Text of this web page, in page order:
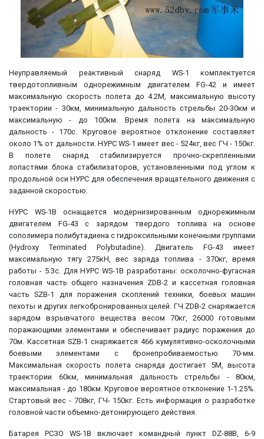
Неуправляемый реактивный снаряд WS-1 комплектуется
твердотопливным однорежимным двигателем FG-42 и имеет
максимальную скорость полета до 4.2M, максимальную высоту
траектории - 30км, минимальную дальность стрельбы 20-30км и
максимальную - до 100км. Время полета на максимальную
дальность - 170с. Круговое вероятное отклонение составляет
около 1% от дальности. НУРС WS-1 имеет вес - 524кг, вес ГЧ - 150кг.
В полете снаряд стабилизируется прочно-скрепленными
лопастями блока стабилизаторов, установленными под углом к
продольной оси НУРС для обеспечения вращательного движения с
заданной скоростью.
НУРС WS-1B оснащается модернизированным однорежимным
двигателем FG-43 с зарядом твердого топлива на основе
сополимера полибутадиена с гидроксильными конечными группами
(Hydroxy Terminated Polybutadine). Двигатель FG-43 имеет
максимальную тягу 275кН, вес заряда топлива - 370кг, время
работы - 5.3с. Для НУРС WS-1B разработаны: осколочно-фугасная
головная часть общего назначения ZDB-2 и кассетная головная
часть SZB-1 для поражения скоплений техники, боевых машин
пехоты и других легкобронированных целей. ГЧ ZDB-2 снаряжается
зарядом взрывчатого вещества весом 70кг, 26000 готовыми
поражающими элементами и обеспечивает радиус поражения до
70м. Кассетная SZB-1 снаряжается 466 кумулятивно-осколочными
боевыми элементами с бронепробиваемостью 70-мм.
Максимальная скорость полета снаряда достигает 5M, высота
траектории 60км, минимальная дальность стрельбы - 80км,
максимальная - до 180км. Круговое вероятное отклонение 1-1.25%.
Стартовый вес - 708кг, ГЧ- 150кг. Есть информация о разработке
головной части объемно-детонирующего действия.
Батарея РСЗО WS-1B включает командный пункт DZ-88B, 6-9